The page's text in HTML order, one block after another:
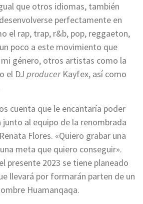
que otros idiomas, también
perfectamente en
el rap, trap, r&b, pop, reggaeton,
poco a este movimiento que
género, otros artistas como la
el DJ producerKayfex, así como
cuenta que le encantaría poder
junto al equipo de la renombrada
Flores. «Quiero grabar una
meta que quiero conseguir».
presente 2023 se tiene planeado
llevará por formarán parten de un
Huamanqaqa.